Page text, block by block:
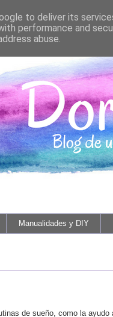
Manualidades y DIY
de sueño, como la ayudo
to deliver its
performance and
abuse.